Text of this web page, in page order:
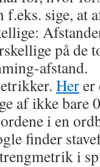
sige, at
på de
afstand.
Herer
af ikke bare
i en
finder
i